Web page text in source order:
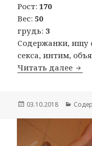
Рост:170
Вес:50
грудь: 3
Содержанки, ищу
секса, интим,
Читать далее
Опубликовано
03.10.2018